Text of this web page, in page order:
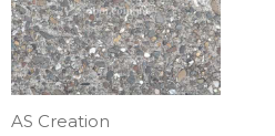
AS Creation